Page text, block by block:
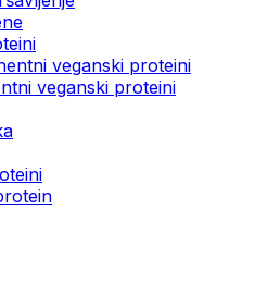
veganski proteini
veganski proteini